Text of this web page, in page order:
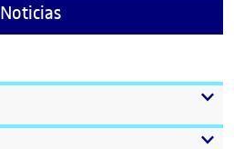
Noticias